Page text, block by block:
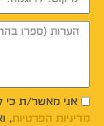
אני מאשר/ת כי
מדיניות הפרטיות,